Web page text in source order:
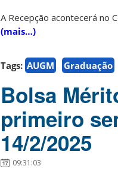
A Recepção acontecerá no
(mais…)
Tags: AUGM Graduação
Bolsa
primeiro
14/2/2025
09:31:03